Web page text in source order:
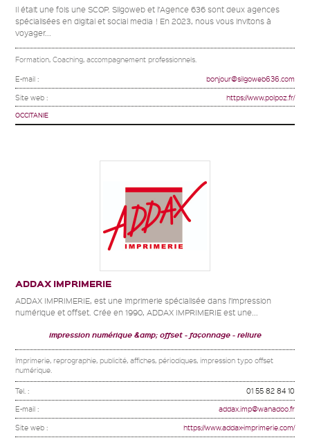
Il était une fois une SCOP. Silgoweb et l’Agence 636 sont deux agences
spécialisées en digital et social media ! En 2023, nous vous invitons à
voyager...
Formation, Coaching, accompagnement professionnels.
E-mail : bonjour@silgoweb636.com
Site web : https://www.polpoz.fr/
OCCITANIE
ADDAX IMPRIMERIE
ADDAX IMPRIMERIE, est une imprimerie spécialisée dans l’impression
numérique et offset. Crée en 1990, ADDAX IMPRIMERIE est une...
impression numérique &amp; offset façonnage reliure
Imprimerie, reprographie, publicité, affiches, périodiques, impression typo offset
numérique.
Tel. : 01 55 82 84 10
E-mail : addax.imp@wanadoo.fr
Site web : https://www.addax-imprimerie.com/